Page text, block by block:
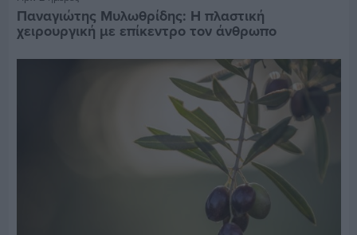
Παναγιώτης Μυλωθρίδης: Η πλαστική
χειρουργική με επίκεντρο τον άνθρωπο